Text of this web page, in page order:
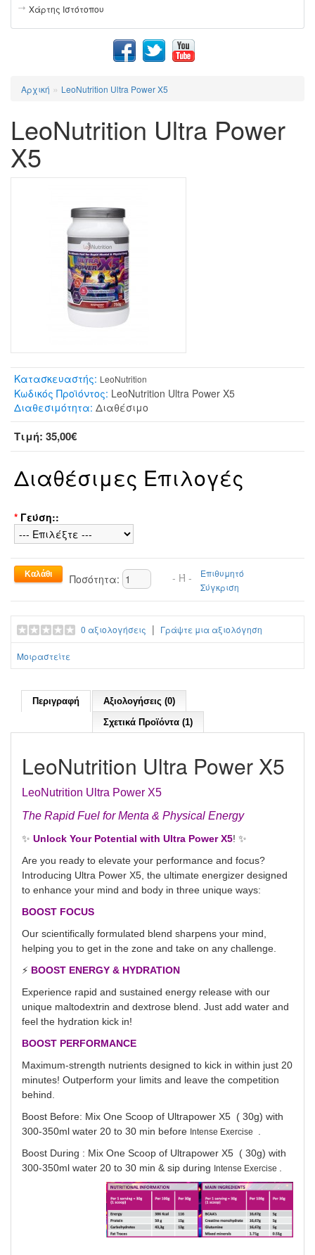
Χάρτης Ιστότοπου
Αρχική » LeoNutrition Ultra Power X5
LeoNutrition Ultra Power
X5
Κατασκευαστής: LeoNutrition
Κωδικός Προϊόντος: LeoNutrition Ultra Power X5
Διαθεσιμότητα: Διαθέσιμο
Τιμή: 35,00€
Διαθέσιμες Επιλογές
* Γεύση::
Ποσότητα: - Ή -
Επιθυμητό
Σύγκριση
0 αξιολογήσεις | Γράψτε μια αξιολόγηση
Μοιραστείτε
Περιγραφή
Αξιολογήσεις (0)
Σχετικά Προϊόντα (1)
LeoNutrition Ultra Power X5
LeoNutrition Ultra Power X5
The Rapid Fuel for Menta & Physical Energy
✨ Unlock Your Potential with Ultra Power X5! ✨
Are you ready to elevate your performance and focus?
Introducing Ultra Power X5, the ultimate energizer designed
to enhance your mind and body in three unique ways:
BOOST FOCUS
Our scientifically formulated blend sharpens your mind,
helping you to get in the zone and take on any challenge.
⚡ BOOST ENERGY & HYDRATION
Experience rapid and sustained energy release with our
unique maltodextrin and dextrose blend. Just add water and
feel the hydration kick in!
BOOST PERFORMANCE
Maximum-strength nutrients designed to kick in within just 20
minutes! Outperform your limits and leave the competition
behind.
Boost Before: Mix One Scoop of Ultrapower X5 ( 30g) with
300-350ml water 20 to 30 min before Intense Exercise
Boost During : Mix One Scoop of Ultrapower X5 ( 30g) with
300-350ml water 20 to 30 min & sip during Intense Exercise